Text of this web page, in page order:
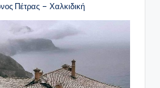
Πέτρας – Χαλκιδική